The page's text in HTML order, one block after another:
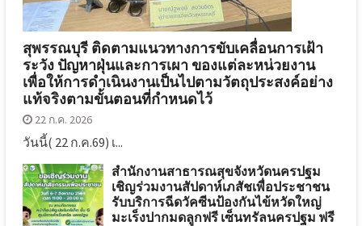
สุพรรณบุรี ติดตามแนวทางการขับเคลื่อนการเฝ้า
ระวัง ปัญหาฝุ่นและการเผา ของแต่ละหน่วยงาน
เพื่อให้การดำเนินงานเป็นไปตามวัตถุประสงค์อย่าง
แท้จริงตามขั้นตอนที่กำหนดไว้
22 ก.ค. 2026
วันนี้( 22 ก.ค.69) เ...
สำนักงานสาธารณสุขจังหวัดนครปฐม
เชิญร่วมงานสัปดาห์เภสัชเพื่อประชาชน
รับบริการฉีดวัคซีนป้องกันไข้หวัดใหญ่
มะเร็งปากมดลูกฟรี เซ็นทรัลนครปฐม ฟรี